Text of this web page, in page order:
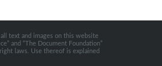
text and images on this website
and “The Document Foundation”
laws. Use thereof is explained